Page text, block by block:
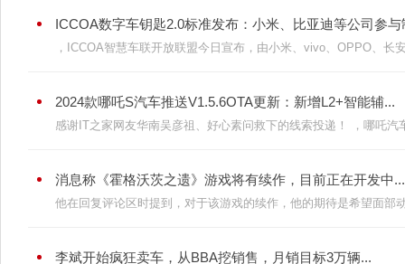
ICCOA数字车钥匙2.0标准发布：小米、比亚迪等公司参与
，ICCOA智慧车联开放联盟今日宣布，由小米、vivo、OPPO、长
2024款哪吒S汽车推送V1.5.6OTA更新：新增L2+智能辅...
感谢IT之家网友华南吴彦祖、好心素问救下的线索投递！ ，哪吒汽
消息称《霍格沃茨之遗》游戏将有续作，目前正在开发中...
他在回复评论区时提到，对于该游戏的续作，他的期待是希望面部
李斌开始疯狂卖车，从BBA挖销售，月销目标3万辆...